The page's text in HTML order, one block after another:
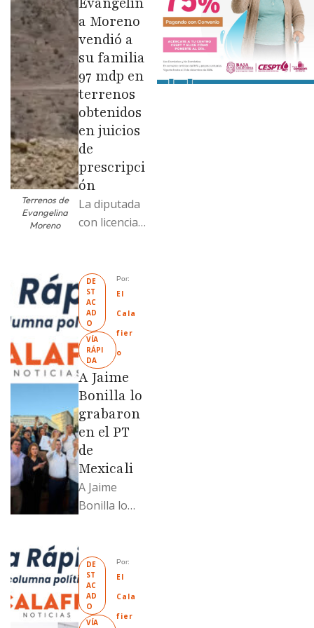
Terrenos de
Evangelina
Moreno
a Moreno
vendió a
su familia
97 mdp en
terrenos
obtenidos
en juicios
de
prescripci
ón
La diputada
con licencia
antecedente
s de
prescripción
positiva; uno
fue
revendido
329% por
encima …
DE
ST
AC
AD
O
VÍA
RÁPI
DA
Por:
El
Cala
fier
o
A Jaime
Bonilla lo
grabaron
en el PT
de
Mexicali
A Jaime
Bonilla lo
Mexicali;
Llamadme
Ruffo
“Mandela”;
DE
ST
AC
AD
O
VÍA
Por:
El
Cala
fier